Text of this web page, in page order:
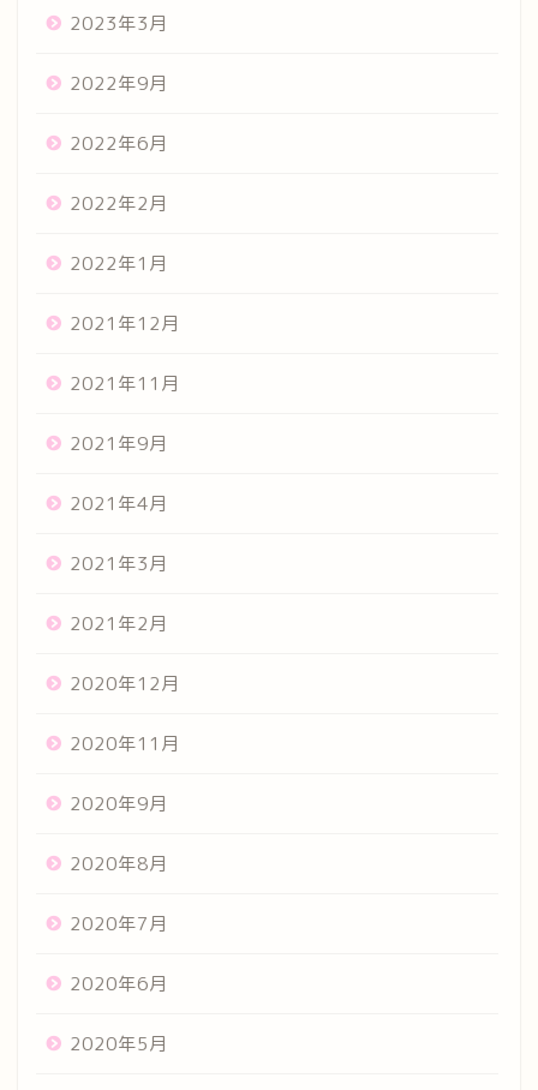
2023年3月
2022年9月
2022年6月
2022年2月
2022年1月
2021年12月
2021年11月
2021年9月
2021年4月
2021年3月
2021年2月
2020年12月
2020年11月
2020年9月
2020年8月
2020年7月
2020年6月
2020年5月